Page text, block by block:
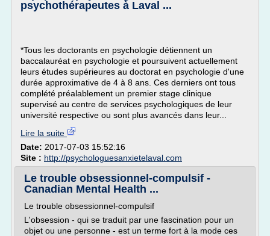
psychothérapeutes à Laval ...
*Tous les doctorants en psychologie détiennent un
baccalauréat en psychologie et poursuivent actuellement
leurs études supérieures au doctorat en psychologie d'une
durée approximative de 4 à 8 ans. Ces derniers ont tous
complété préalablement un premier stage clinique
supervisé au centre de services psychologiques de leur
université respective ou sont plus avancés dans leur...
Lire la suite
Date: 2017-07-03 15:52:16
Site : http://psychologuesanxietelaval.com
Le trouble obsessionnel-compulsif -
Canadian Mental Health ...
Le trouble obsessionnel-compulsif
L'obsession - qui se traduit par une fascination pour un
objet ou une personne - est un terme fort à la mode ces